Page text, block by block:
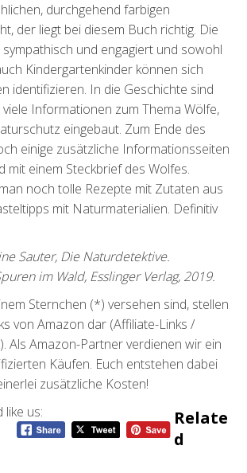
durchgehend farbigen
der liegt bei diesem Buch richtig. Die
und engagiert und sowohl
Kindergartenkinder können sich
identifizieren. In die Geschichte sind
Informationen zum Thema Wölfe,
eingebaut. Zum Ende des
einige zusätzliche Informationsseiten
mit einem Steckbrief des Wolfes.
noch tolle Rezepte mit Zutaten aus
mit Naturmaterialien. Definitiv
Sauter, Die Naturdetektive.
im Wald, Esslinger Verlag, 2019.
Sternchen (*) versehen sind, stellen
von Amazon dar (Affiliate-Links /
Als Amazon-Partner verdienen wir ein
Käufen. Euch entstehen dabei
zusätzliche Kosten!
like us:
Relate
D